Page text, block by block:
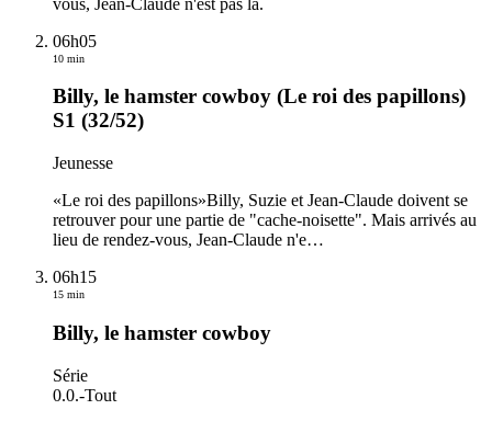
06h05
10 min
Billy, le hamster cowboy (Le roi des papillons)
S1 (32/52)
Jeunesse
«Le roi des papillons»Billy, Suzie et Jean-Claude doivent se
retrouver pour une partie de "cache-noisette". Mais arrivés au
lieu de rendez-vous, Jean-Claude n'e…
06h15
15 min
Billy, le hamster cowboy
Série
0.0.-Tout